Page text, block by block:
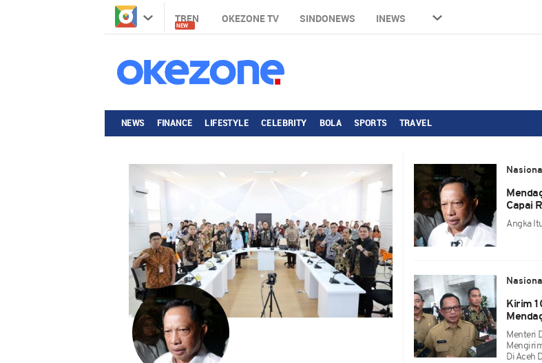
TREN
NEW
OKEZONE TV SINDONEWS INEWS
NEWS FINANCE LIFESTYLE CELEBRITY BOLA SPORTS TRAVEL
Capai
Angka
Kirim
Menteri
Di Aceh